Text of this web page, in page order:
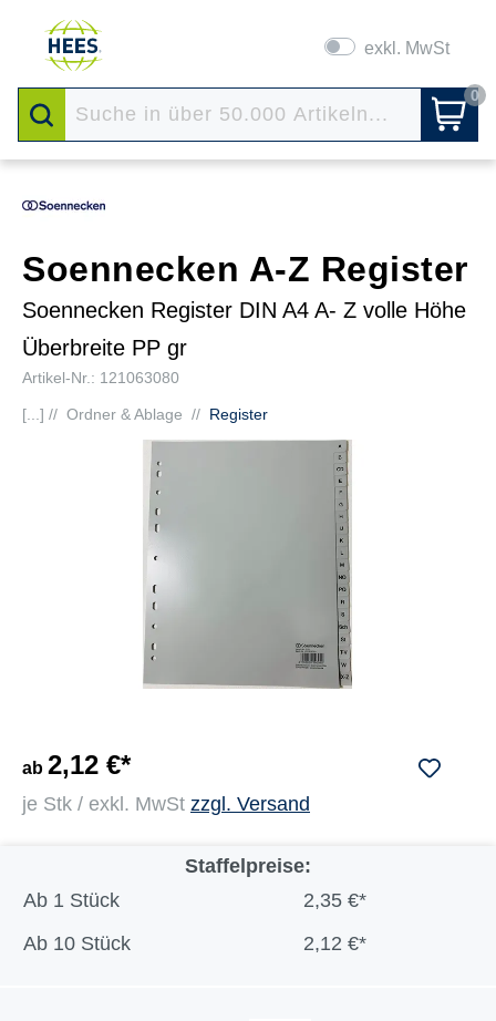
exkl. MwSt
0
Soennecken A-Z Register
Soennecken Register DIN A4 A- Z volle Höhe
Überbreite PP gr
Artikel-Nr.: 121063080
[...] // Ordner & Ablage // Register
ab 2,12 €*
je Stk / exkl. MwSt zzgl. Versand
Staffelpreise:
Ab 1 Stück
2,35 €*
Ab 10 Stück 2,12 €*